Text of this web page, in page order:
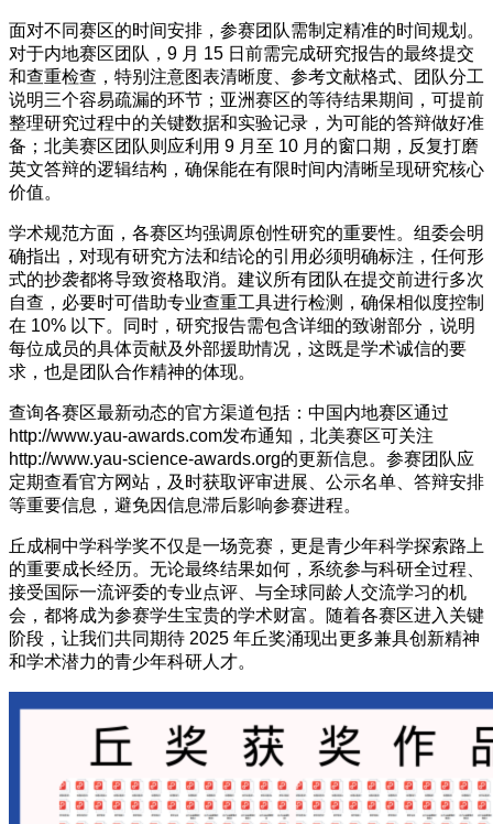
面对不同赛区的时间安排，参赛团队需制定精准的时间规划。
对于内地赛区团队，9 月 15 日前需完成研究报告的最终提交
和查重检查，特别注意图表清晰度、参考文献格式、团队分工
说明三个容易疏漏的环节；亚洲赛区的等待结果期间，可提前
整理研究过程中的关键数据和实验记录，为可能的答辩做好准
备；北美赛区团队则应利用 9 月至 10 月的窗口期，反复打磨
英文答辩的逻辑结构，确保能在有限时间内清晰呈现研究核心
价值。
学术规范方面，各赛区均强调原创性研究的重要性。组委会明
确指出，对现有研究方法和结论的引用必须明确标注，任何形
式的抄袭都将导致资格取消。建议所有团队在提交前进行多次
自查，必要时可借助专业查重工具进行检测，确保相似度控制
在 10% 以下。同时，研究报告需包含详细的致谢部分，说明
每位成员的具体贡献及外部援助情况，这既是学术诚信的要
求，也是团队合作精神的体现。
查询各赛区最新动态的官方渠道包括：中国内地赛区通过
http://www.yau-awards.com发布通知，北美赛区可关注
http://www.yau-science-awards.org的更新信息。参赛团队应
定期查看官方网站，及时获取评审进展、公示名单、答辩安排
等重要信息，避免因信息滞后影响参赛进程。
丘成桐中学科学奖不仅是一场竞赛，更是青少年科学探索路上
的重要成长经历。无论最终结果如何，系统参与科研全过程、
接受国际一流评委的专业点评、与全球同龄人交流学习的机
会，都将成为参赛学生宝贵的学术财富。随着各赛区进入关键
阶段，让我们共同期待 2025 年丘奖涌现出更多兼具创新精神
和学术潜力的青少年科研人才。